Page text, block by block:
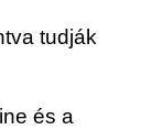
tudják
és a